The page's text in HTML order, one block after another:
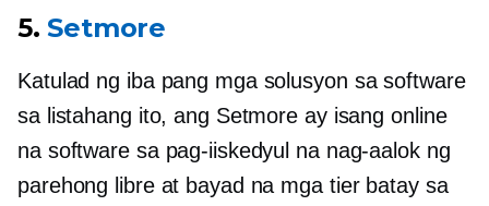
5.Setmore
Katulad ng iba pang mga solusyon sa software
sa listahang ito, ang Setmore ay isang online
na software sa pag-iiskedyul na nag-aalok ng
parehong libre at bayad na mga tier batay sa